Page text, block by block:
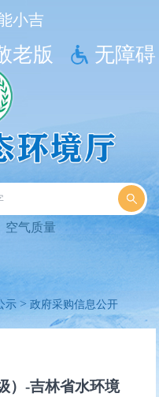
小吉
老版 无障碍
空气质量
示 >政府采购信息公开
）-吉林省水环境